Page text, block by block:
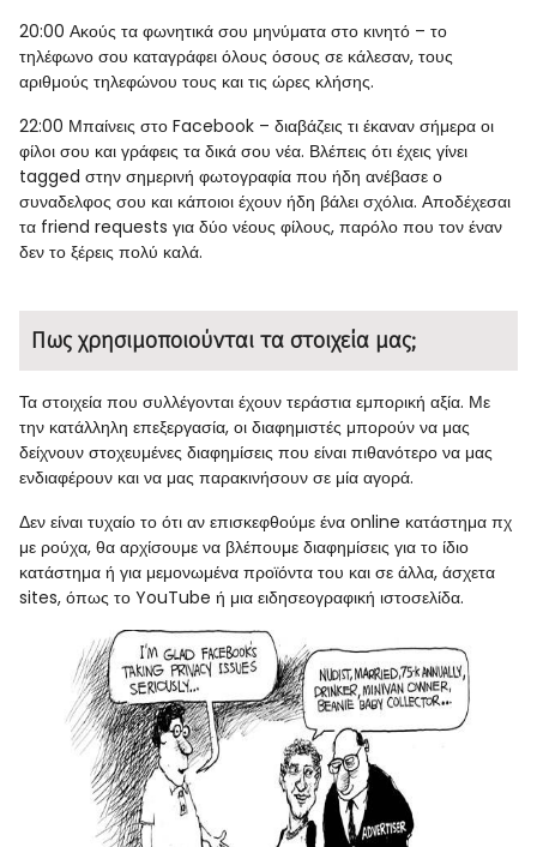
20:00 Ακούς τα φωνητικά σου μηνύματα στο κινητό – το
τηλέφωνο σου καταγράφει όλους όσους σε κάλεσαν, τους
αριθμούς τηλεφώνου τους και τις ώρες κλήσης.
22:00 Μπαίνεις στο Facebook – διαβάζεις τι έκαναν σήμερα οι
φίλοι σου και γράφεις τα δικά σου νέα. Βλέπεις ότι έχεις γίνει
tagged στην σημερινή φωτογραφία που ήδη ανέβασε ο
συναδελφος σου και κάποιοι έχουν ήδη βάλει σχόλια. Αποδέχεσαι
τα friend requests για δύο νέους φίλους, παρόλο που τον έναν
δεν το ξέρεις πολύ καλά.
Πως χρησιμοποιούνται τα στοιχεία μας;
Τα στοιχεία που συλλέγονται έχουν τεράστια εμπορική αξία. Με
την κατάλληλη επεξεργασία, οι διαφημιστές μπορούν να μας
δείχνουν στοχευμένες διαφημίσεις που είναι πιθανότερο να μας
ενδιαφέρουν και να μας παρακινήσουν σε μία αγορά.
Δεν είναι τυχαίο το ότι αν επισκεφθούμε ένα online κατάστημα πχ
με ρούχα, θα αρχίσουμε να βλέπουμε διαφημίσεις για το ίδιο
κατάστημα ή για μεμονωμένα προϊόντα του και σε άλλα, άσχετα
sites, όπως το YouTube ή μια ειδησεογραφική ιστοσελίδα.